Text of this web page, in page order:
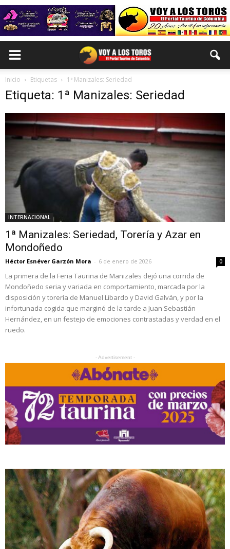
Inicio Etiquetas 1ª Manizales: Seriedad
Etiqueta: 1ª Manizales: Seriedad
INTERNACIONAL
1ª Manizales: Seriedad, Torería y Azar en
Mondoñedo
Héctor Esnéver Garzón Mora - 6 de enero de 2026 0
La primera de la Feria Taurina de Manizales dejó una corrida de
Mondoñedo seria y variada en comportamiento, marcada por la
disposición y torería de Manuel Libardo y David Galván, y por la
infortunada cogida que marginó de la tarde a Juan Sebastián
Hernández, en un festejo de emociones contrastadas y verdad en el
ruedo.
- Advertisement -